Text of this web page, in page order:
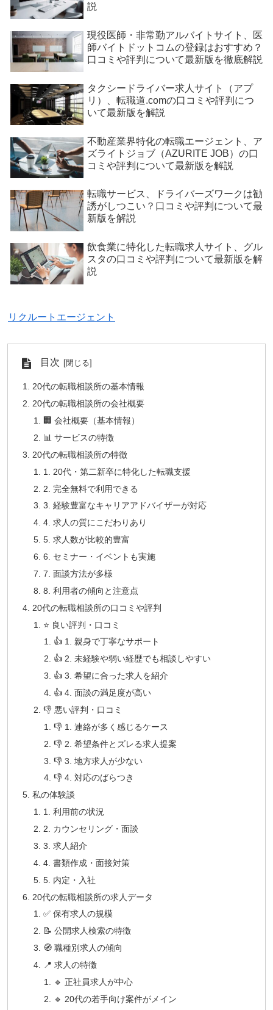
説
現役医師・非常勤アルバイトサイト、医
師バイトドットコムの登録はおすすめ？
口コミや評判について最新版を徹底解説
タクシードライバー求人サイト（アプ
リ）、転職道.comの口コミや評判につ
いて最新版を解説
不動産業界特化の転職エージェント、ア
ズライトジョブ（AZURITE JOB）の口
コミや評判について最新版を解説
転職サービス、ドライバーズワークは勧
誘がしつこい？口コミや評判について最
新版を解説
飲食業に特化した転職求人サイト、グル
スタの口コミや評判について最新版を解
説
リクルートエージェント
目次
20代の転職相談所の基本情報
20代の転職相談所の会社概要
🏢 会社概要（基本情報）
📊 サービスの特徴
20代の転職相談所の特徴
1. 20代・第二新卒に特化した転職支援
2. 完全無料で利用できる
3. 経験豊富なキャリアアドバイザーが対応
4. 求人の質にこだわりあり
5. 求人数が比較的豊富
6. セミナー・イベントも実施
7. 面談方法が多様
8. 利用者の傾向と注意点
20代の転職相談所の口コミや評判
⭐ 良い評判・口コミ
👍 1. 親身で丁寧なサポート
👍 2. 未経験や弱い経歴でも相談しやすい
👍 3. 希望に合った求人を紹介
👍 4. 面談の満足度が高い
👎 悪い評判・口コミ
👎 1. 連絡が多く感じるケース
👎 2. 希望条件とズレる求人提案
👎 3. 地方求人が少ない
👎 4. 対応のばらつき
私の体験談
1. 利用前の状況
2. カウンセリング・面談
3. 求人紹介
4. 書類作成・面接対策
5. 内定・入社
20代の転職相談所の求人データ
✅ 保有求人の規模
📝 公開求人検索の特徴
🧭 職種別求人の傾向
📍 求人の特徴
🔹 正社員求人が中心
🔹 20代の若手向け案件がメイン